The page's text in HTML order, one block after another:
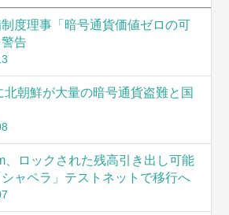
度理事「暗号通貨価値ゼロの可
告
北朝鮮が大量の暗号通貨盗難と国
、ロックされた残高引き出し可能
ャペラ」テストネットで移行へ